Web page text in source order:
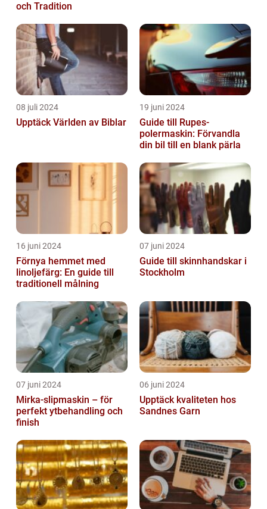
och Tradition
08 juli 2024
Upptäck Världen av Biblar
19 juni 2024
Guide till Rupes-
polermaskin: Förvandla
din bil till en blank pärla
16 juni 2024
Förnya hemmet med
linoljefärg: En guide till
traditionell målning
07 juni 2024
Guide till skinnhandskar i
Stockholm
07 juni 2024
Mirka-slipmaskin – för
perfekt ytbehandling och
finish
06 juni 2024
Upptäck kvaliteten hos
Sandnes Garn